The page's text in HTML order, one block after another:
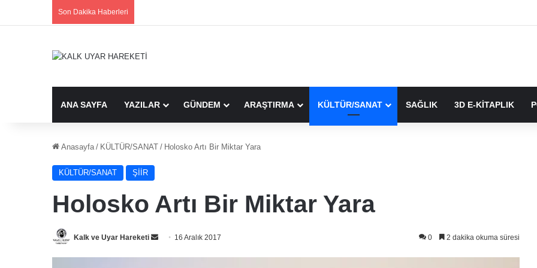
Son Dakika Haberleri
ANA SAYFA YAZILAR GÜNDEM ARAŞTIRMA KÜLTÜR/SANAT SAĞLIK 3D E-KİTAPLIK
Anasayfa / KÜLTÜR/SANAT / Holosko Artı Bir Miktar Yara
KÜLTÜR/SANAT ŞİİR
Holosko Artı Bir Miktar Yara
Kalk ve Uyar Hareketi
Bir
16 Aralık 2017 0 2 dakika okuma süresi